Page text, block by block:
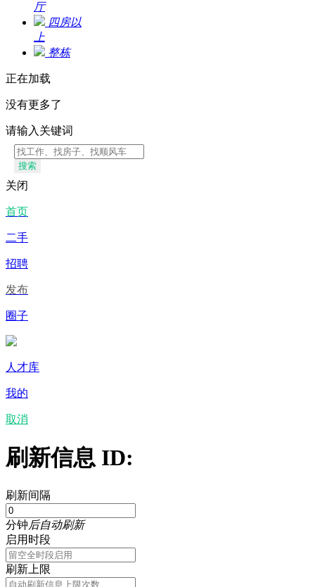
厅
四房以
上
整栋
正在加载
没有更多了
请输入关键词
搜索
关闭
首页
二手
招聘
发布
圈子
人才库
我的
取消
刷新信息 ID:
刷新间隔
分钟后自动刷新
启用时段
刷新上限